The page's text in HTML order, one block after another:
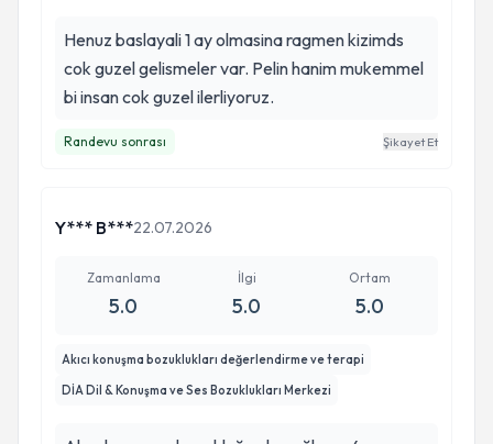
Henuz baslayali 1 ay olmasina ragmen kizimds
cok guzel gelismeler var. Pelin hanim mukemmel
bi insan cok guzel ilerliyoruz.
Randevu sonrası Şikayet Et
Y*** B***22.07.2026
Zamanlama
5.0
İlgi
5.0
Ortam
5.0
Akıcı konuşma bozuklukları değerlendirme ve terapi
DİA Dil & Konuşma ve Ses Bozuklukları Merkezi